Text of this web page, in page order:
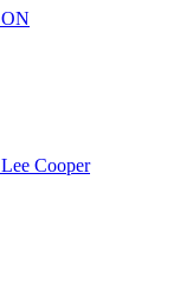
ON
Lee Cooper